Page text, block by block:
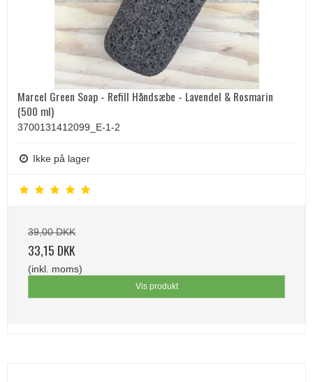
Marcel Green Soap - Refill Håndsæbe - Lavendel & Rosmarin
(500 ml)
3700131412099_E-1-2
Ikke på lager
39,00 DKK
33,15 DKK
(inkl. moms)
Vis produkt